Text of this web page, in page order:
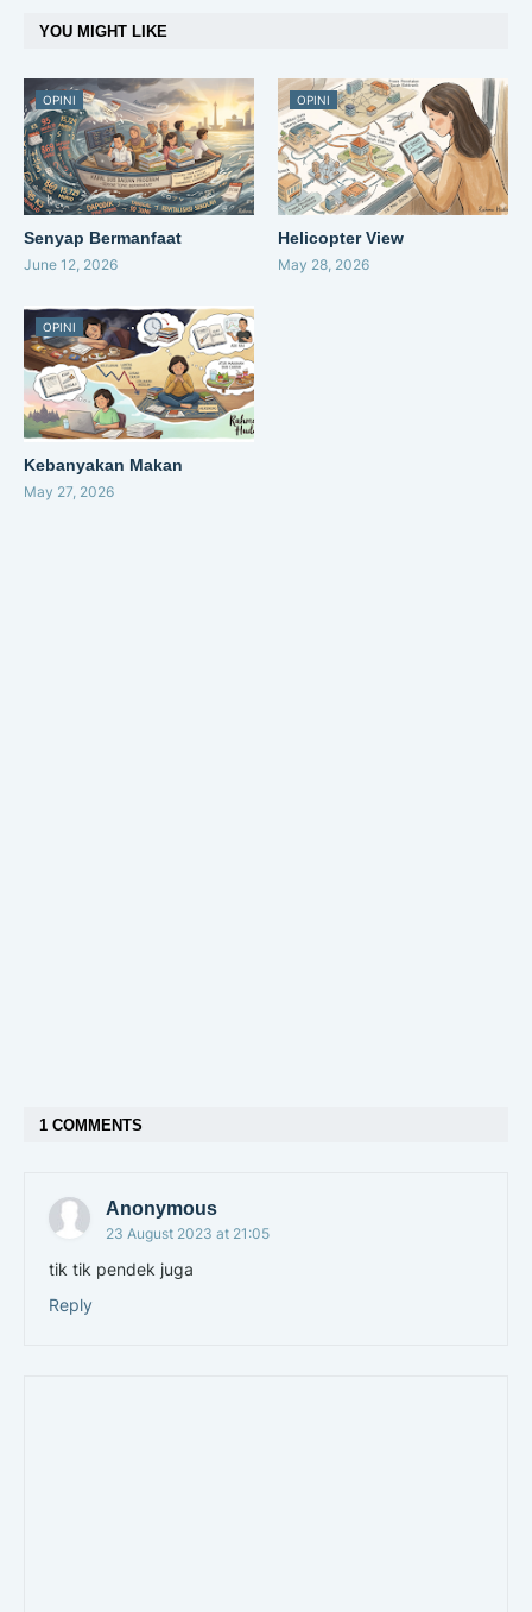
YOU MIGHT LIKE
OPINI
Senyap Bermanfaat
June 12, 2026
OPINI
Helicopter View
May 28, 2026
OPINI
Kebanyakan Makan
May 27, 2026
1 COMMENTS
Anonymous
23 August 2023 at 21:05
tik tik pendek juga
Reply